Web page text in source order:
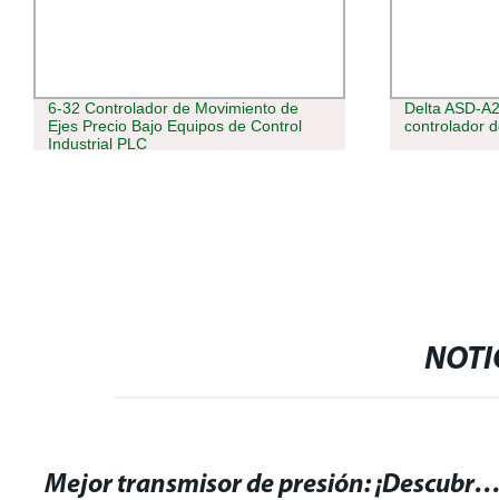
6-32 Controlador de Movimiento de
Ejes Precio Bajo Equipos de Control
Industrial PLC
Delta ASD-
controlador
Mejor transmisor de presión: ¡Descubre los